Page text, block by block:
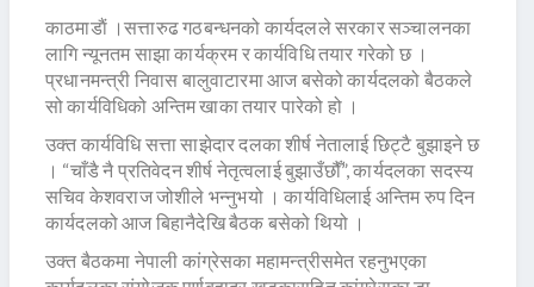
काठमाडाैं ।सत्तारुढ गठबन्धनको कार्यदलले सरकार सञ्चालनका
लागि न्यूनतम साझा कार्यक्रम र कार्यविधि तयार गरेको छ ।
प्रधानमन्त्री निवास बालुवाटारमा आज बसेको कार्यदलको बैठकले
सो कार्यविधिको अन्तिम खाका तयार पारेको हो ।
उक्त कार्यविधि सत्ता साझेदार दलका शीर्ष नेतालाई छिट्टै बुझाइने छ
। “चाँडै नै प्रतिवेदन शीर्ष नेतृत्वलाई बुझाउँछौँ”, कार्यदलका सदस्य
सचिव केशवराज जोशीले भन्नुभयो । कार्यविधिलाई अन्तिम रुप दिन
कार्यदलको आज बिहानैदेखि बैठक बसेको थियो ।
उक्त बैठकमा नेपाली कांग्रेसका महामन्त्रीसमेत रहनुभएका